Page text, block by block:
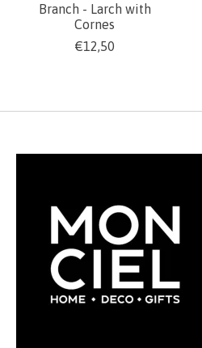
Branch - Larch with
Cornes
€12,50